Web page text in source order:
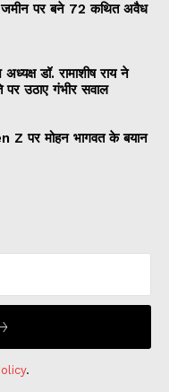
जमीन पर बने 72 कथित अवैध
डॉ. रामाशीष राय ने
पर उठाए गंभीर सवाल
Z पर मोहन भागवत के बयान
.